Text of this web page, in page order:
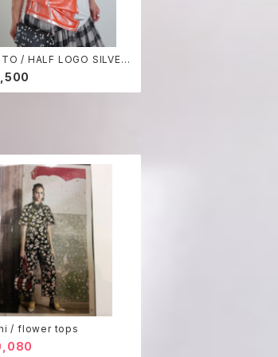
/ HALF LOGO SILVER
ORANGE×LGRY₋
/ flower tops